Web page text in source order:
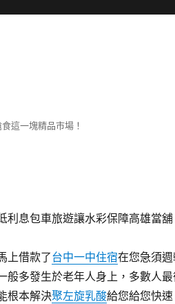
這一塊精品市場！
利息包車旅遊讓水彩保障高雄當舖
上借款了台中一中住宿在您急須
般多發生於老年人身上，多數人
根本解決聚左旋乳酸給您給您快速